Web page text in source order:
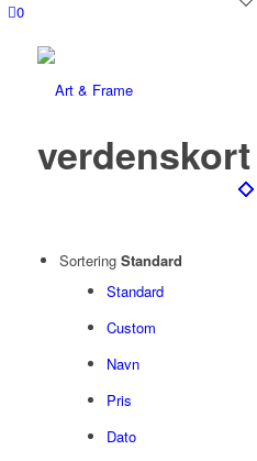
0
verdenskort
Sortering Standard
Standard
Custom
Navn
Pris
Dato